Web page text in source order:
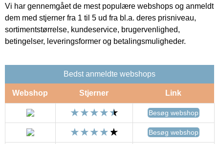
Vi har gennemgået de mest populære webshops og anmeldt
dem med stjerner fra 1 til 5 ud fra bl.a. deres prisniveau,
sortimentstørrelse, kundeservice, brugervenlighed,
betingelser, leveringsformer og betalingsmuligheder.
Bedst anmeldte webshops
Webshop Stjerner Link
Besøg webshop
Besøg webshop